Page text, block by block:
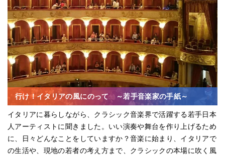
行け！イタリアの風にのって ～若手音楽家の手紙～
イタリアに暮らしながら、クラシック音楽界で活躍する若手日本
人アーティストに聞きました。いい演奏や舞台を作り上げるため
に、日々どんなことをしていますか？音楽に始まり、イタリアで
の生活や、現地の若者の考え方まで、クラシックの本場に吹く風